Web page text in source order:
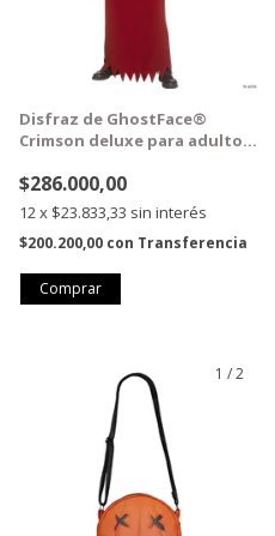
Disfraz de GhostFace®
Crimson deluxe para adultos
$286.000,00
12x $23.833,33 sin interés
$200.200,00 con Transferencia
1 /2